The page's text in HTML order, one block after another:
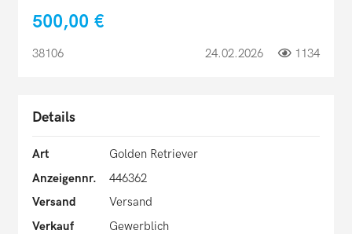
500,00 €
38106 24.02.2026 1134
Details
Art
Golden Retriever
Anzeigennr.
446362
Versand
Versand
Verkauf
Gewerblich